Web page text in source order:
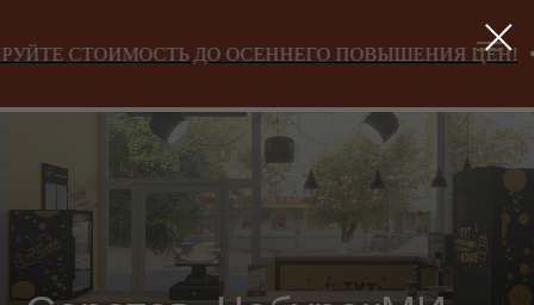
СТОИМОСТЬ ДО ОСЕННЕГО ПОВЫШЕНИЯ ЦЕН!
Саратов, ЧебурекМИ
Коммерческие интерьеры
→
ЧебурекМИ